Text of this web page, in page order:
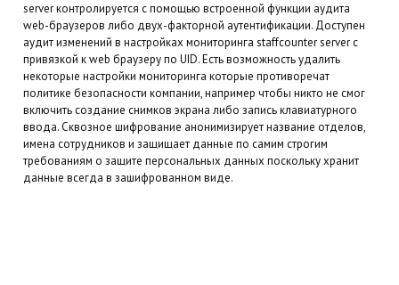
server контролируется с помощью встроенной функции аудита
web-браузеров либо двух-факторной аутентификации. Доступен
аудит изменений в настройках мониторинга staffcounter server с
привязкой к web браузеру по UID. Есть возможность удалить
некоторые настройки мониторинга которые противоречат
политике безопасности компании, например чтобы никто не смог
включить создание снимков экрана либо запись клавиатурного
ввода. Сквозное шифрование анонимизирует название отделов,
имена сотрудников и защищает данные по самим строгим
требованиям о защите персональных данных поскольку хранит
данные всегда в зашифрованном виде.